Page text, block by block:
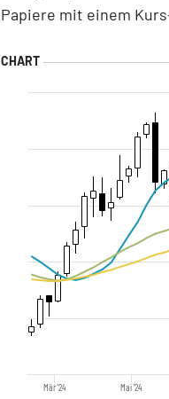
Papiere mit einem
Mär '24 Mai '24